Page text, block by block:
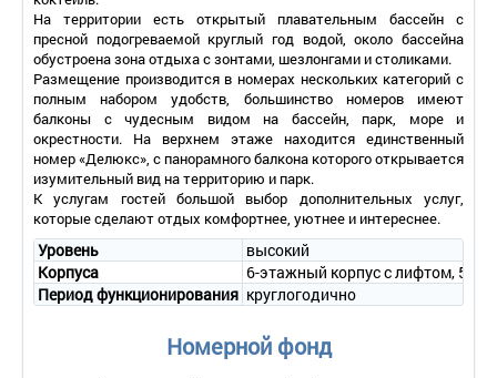
На территории есть открытый плавательным бассейн с
пресной подогреваемой круглый год водой, около бассейна
обустроена зона отдыха с зонтами, шезлонгами и столиками.
Размещение производится в номерах нескольких категорий с
полным набором удобств, большинство номеров имеют
балконы с чудесным видом на бассейн, парк, море и
окрестности. На верхнем этаже находится единственный
номер «Делюкс», с панорамного балкона которого открывается
изумительный вид на территорию и парк.
К услугам гостей большой выбор дополнительных услуг,
которые сделают отдых комфортнее, уютнее и интереснее.
Уровень
высокий
Корпуса
6-этажный корпус с лифтом, 57
Период функционирования круглогодично
Номерной фонд